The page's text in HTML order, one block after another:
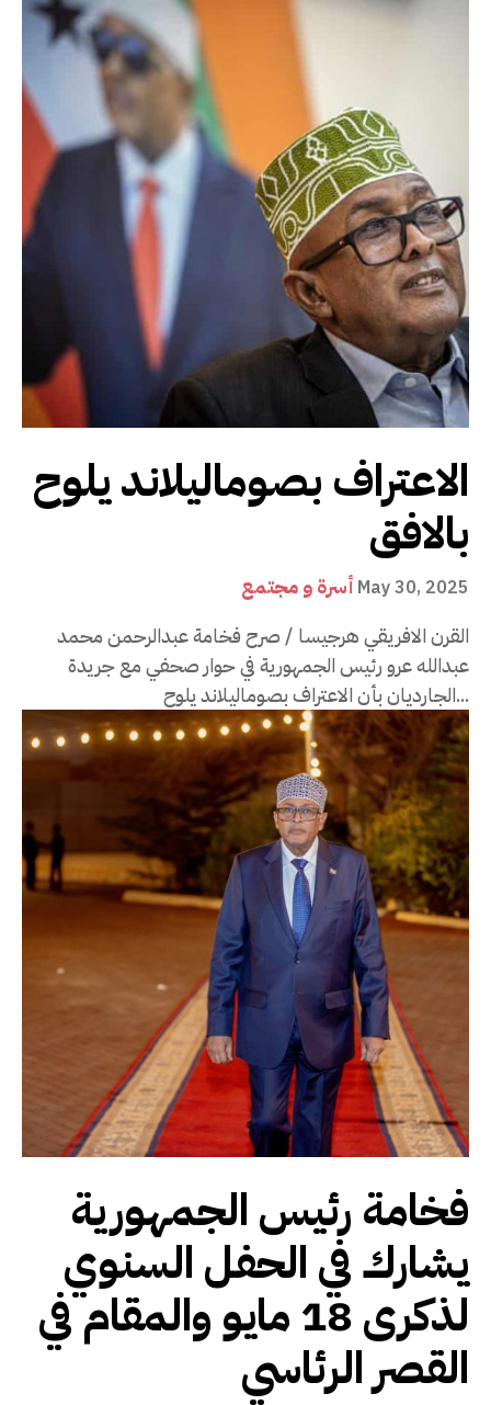
الاعتراف بصوماليلاند يلوح
بالافق
أسرة و مجتمع May 30, 2025
القرن الافريقي هرجيسا / صرح فخامة عبدالرحمن محمد
عبدالله عرو رئيس الجمهورية في حوار صحفي مع جريدة
الجارديان بأن الاعتراف بصوماليلاند يلوح...
فخامة رئيس الجمهورية
يشارك في الحفل السنوي
لذكرى 18 مايو والمقام في
القصر الرئاسي